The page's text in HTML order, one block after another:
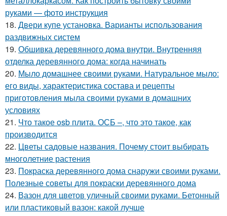
руками — фото инструкция
18. Двери купе установка. Варианты использования
раздвижных систем
19. Обшивка деревянного дома внутри. Внутренняя
отделка деревянного дома: когда начинать
20. Мыло домашнее своими руками. Натуральное мыло:
его виды, характеристика состава и рецепты
приготовления мыла своими руками в домашних
условиях
21. Что такое osb плита. ОСБ –, что это такое, как
производится
22. Цветы садовые названия. Почему стоит выбирать
многолетние растения
23. Покраска деревянного дома снаружи своими руками.
Полезные советы для покраски деревянного дома
24. Вазон для цветов уличный своими руками. Бетонный
или пластиковый вазон: какой лучше